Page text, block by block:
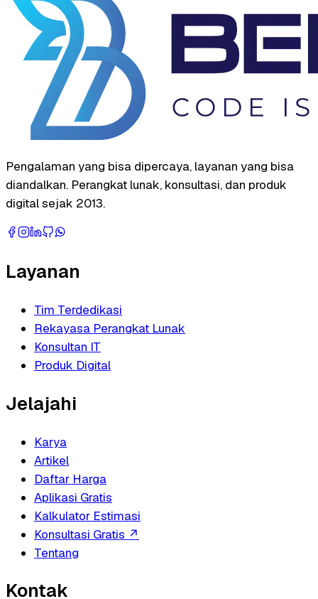
Pengalaman yang bisa dipercaya, layanan yang bisa
diandalkan. Perangkat lunak, konsultasi, dan produk
digital sejak 2013.
Layanan
Tim Terdedikasi
Rekayasa Perangkat Lunak
Konsultan IT
Produk Digital
Jelajahi
Karya
Artikel
Daftar Harga
Aplikasi Gratis
Kalkulator Estimasi
Konsultasi Gratis ↗
Tentang
Kontak